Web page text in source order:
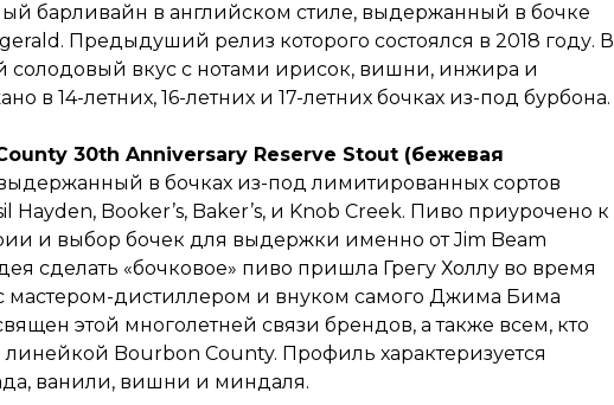
барливайн в английском стиле, выдержанный в бочке
Предыдуший релиз которого состоялся в 2018 году. В
солодовый вкус с нотами ирисок, вишни, инжира и
в 14-летних, 16-летних и 17-летних бочках из-под бурбона.
30th Anniversary Reserve Stout (бежевая
в бочках из-под лимитированных сортов
Hayden, Booker’s, Baker’s, и Knob Creek. Пиво приурочено к
и выбор бочек для выдержки именно от Jim Beam
сделать «бочковое» пиво пришла Грегу Холлу во время
мастером-дистиллером и внуком самого Джима Бима
этой многолетней связи брендов, а также всем, кто
линейкой Bourbon County. Профиль характеризуется
ванили, вишни и миндаля.